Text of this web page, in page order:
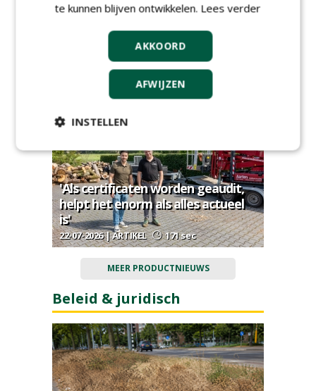
Ruimte voor ontwikkeling, oog
voor natuur
30-07-2026 | ARTIKEL 96 sec
'Als certificaten worden geaudit,
helpt het enorm als alles actueel
is'
22-07-2026 | ARTIKEL 171 sec
MEER PRODUCTNIEUWS
Beleid & juridisch
te kunnen blijven ontwikkelen. Lees verder
AKKOORD
AFWIJZEN
INSTELLEN